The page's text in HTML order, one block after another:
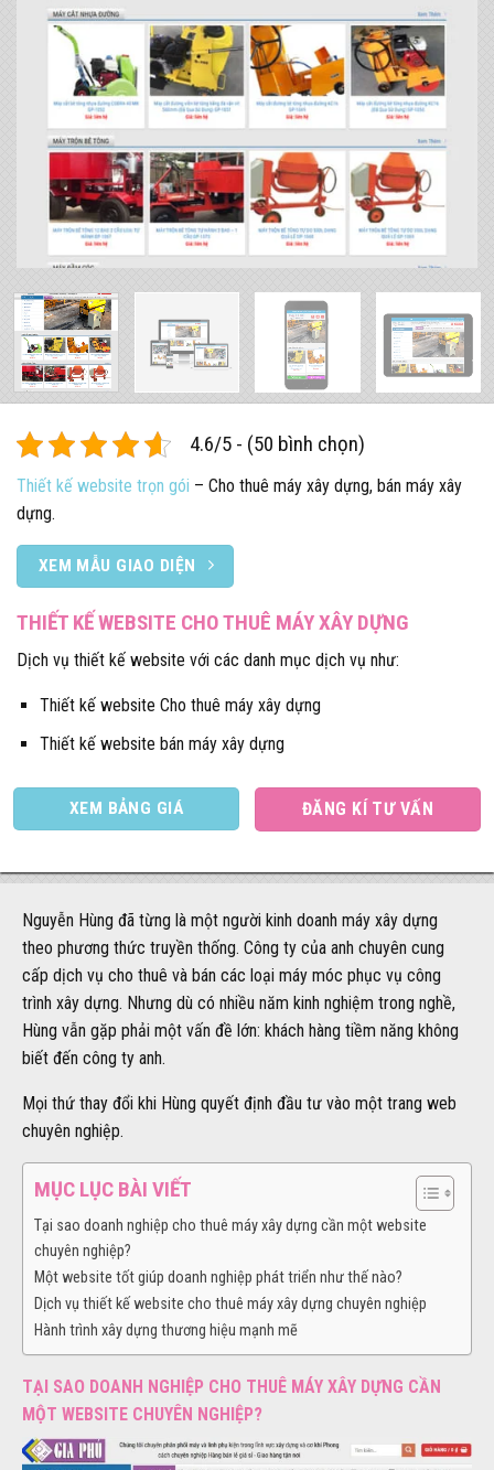
4.6/5 - (50 bình chọn)
Thiết kế website trọn gói – Cho thuê máy xây dựng, bán máy xây
dựng.
XEM MẪU GIAO DIỆN
THIẾT KẾ WEBSITE CHO THUÊ MÁY XÂY DỰNG
Dịch vụ thiết kế website với các danh mục dịch vụ như:
Thiết kế website Cho thuê máy xây dựng
Thiết kế website bán máy xây dựng
XEM BẢNG GIÁ ĐĂNG KÍ TƯ VẤN
Nguyễn Hùng đã từng là một người kinh doanh máy xây dựng
theo phương thức truyền thống. Công ty của anh chuyên cung
cấp dịch vụ cho thuê và bán các loại máy móc phục vụ công
trình xây dựng. Nhưng dù có nhiều năm kinh nghiệm trong nghề,
Hùng vẫn gặp phải một vấn đề lớn: khách hàng tiềm năng không
biết đến công ty anh.
Mọi thứ thay đổi khi Hùng quyết định đầu tư vào một trang web
chuyên nghiệp.
MỤC LỤC BÀI VIẾT
Tại sao doanh nghiệp cho thuê máy xây dựng cần một website
chuyên nghiệp?
Một website tốt giúp doanh nghiệp phát triển như thế nào?
Dịch vụ thiết kế website cho thuê máy xây dựng chuyên nghiệp
Hành trình xây dựng thương hiệu mạnh mẽ
TẠI SAO DOANH NGHIỆP CHO THUÊ MÁY XÂY DỰNG CẦN
MỘT WEBSITE CHUYÊN NGHIỆP?